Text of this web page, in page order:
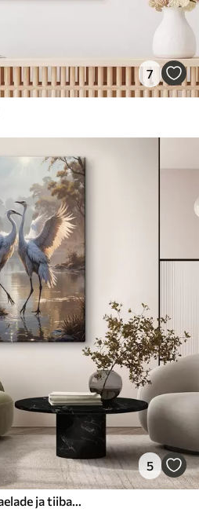
7
5
Kaks suurt halli, pikkade kaelade ja tiibadega kraanat, mis seisavad puudest ümbritsetud udujärves